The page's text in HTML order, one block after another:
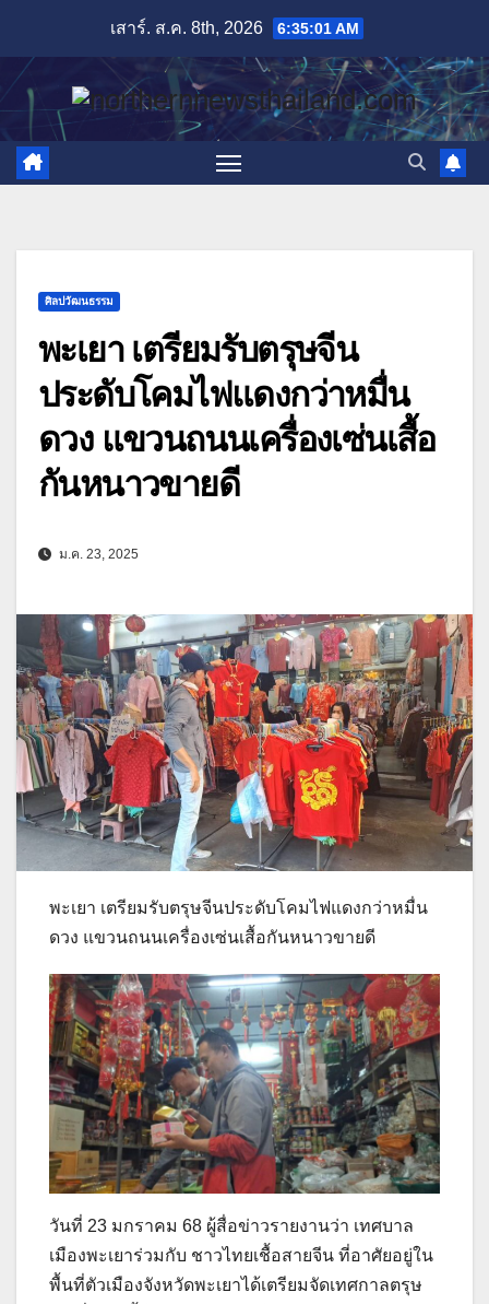
content
เสาร์. ส.ค. 8th, 2026 6:35:03 AM
ศิลปวัฒนธรรม
พะเยา เตรียมรับตรุษจีน
ประดับโคมไฟแดงกว่าหมื่น
ดวง แขวนถนนเครื่องเซ่นเสื้อ
กันหนาวขายดี
ม.ค. 23, 2025
พะเยา เตรียมรับตรุษจีนประดับโคมไฟแดงกว่าหมื่น
ดวง แขวนถนนเครื่องเซ่นเสื้อกันหนาวขายดี
วันที่ 23 มกราคม 68 ผู้สื่อข่าวรายงานว่า เทศบาล
เมืองพะเยาร่วมกับ ชาวไทยเชื้อสายจีน ที่อาศัยอยู่ใน
พื้นที่ตัวเมืองจังหวัดพะเยาได้เตรียมจัดเทศกาลตรุษ